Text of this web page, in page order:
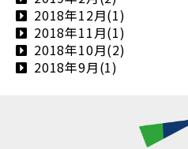
2018年12月(1)
2018年11月(1)
2018年10月(2)
2018年9月(1)